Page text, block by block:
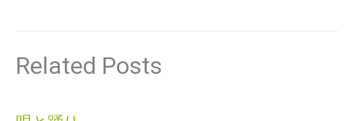
Related Posts